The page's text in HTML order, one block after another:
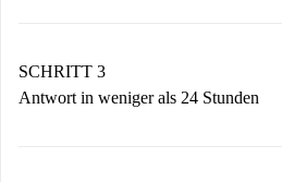
Denk daran, dass wir dich erst
Vermieter zustimmt.
SCHRITT 3
Antwort in weniger als 24 Stunden